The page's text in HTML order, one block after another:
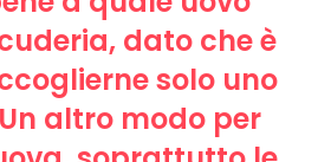
dato che è
solo uno
altro modo per